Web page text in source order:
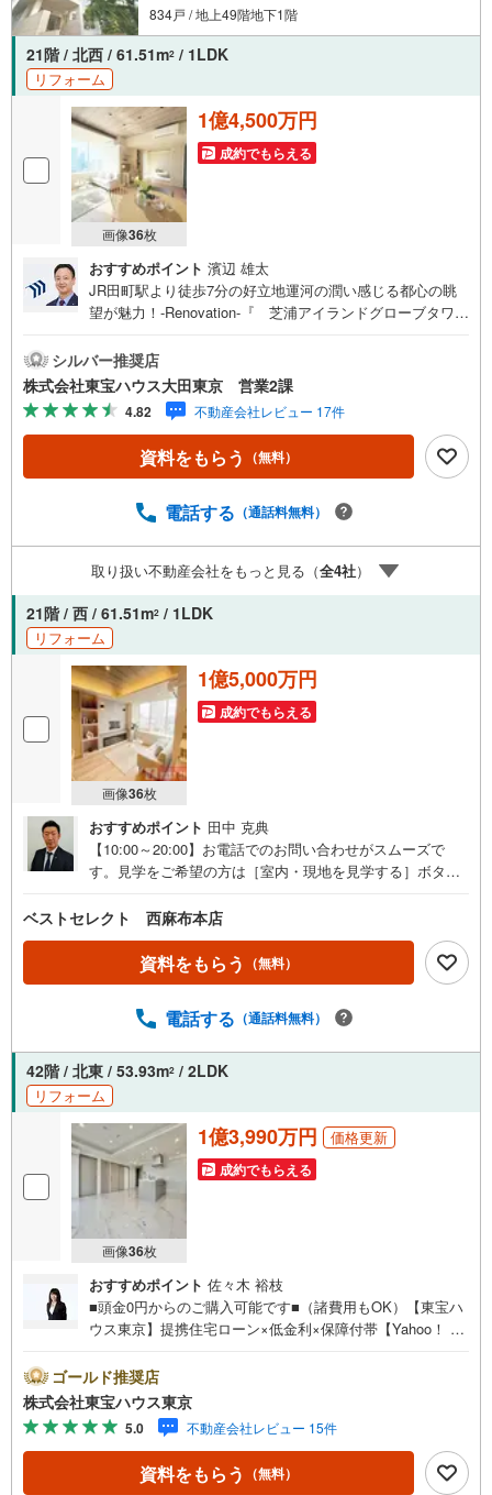
834戸 / 地上49階地下1階
21階 / 北西 / 61.51m2 / 1LDK
リフォーム
画像36枚
1億4,500万円
成約でもらえる
おすすめポイント 濱辺 雄太
JR田町駅より徒歩7分の好立地運河の潤い感じる都心の眺
望が魅力！-Renovation-『 芝浦アイランドグローブタワ
実リノベーションで内装＆設備が一新！ 広々約18.5帖のリ
ビングには快適な床暖房を装備 食洗機付で機能性の高い対
面式システムキッチン 浴室乾燥や追焚機能などのバス設備
も充実 大容量のCLやSIC付でゆったり快適に過ごせます～
東京、川崎エリアの「住まい」探しに確かな安心と満足を
～ 東宝ハウス大田東京ならではの高品質なサービスをお届
相談 FPによるライフプランのシミュレーションお電話より
よりご予約いただくとご見学がスムーズにご案内できま
す。お客様のお住まいへの「希望」を形にするべく全力で
お手伝いさせていただきます。お会いできる日を心待ちに
しております。
シルバー推奨店
株式会社東宝ハウス大田東京 営業2課
4.82 不動産会社レビュー 17件
資料をもらう （無料）
電話する （通話料無料）
取り扱い不動産会社をもっと見る（全4社）
21階 / 西 / 61.51m2 / 1LDK
リフォーム
画像36枚
1億5,000万円
成約でもらえる
おすすめポイント 田中 克典
【10:00～20:00】お電話でのお問い合わせがスムーズで
す。見学をご希望の方は［室内・現地を見学する］ボタン
区芝浦4丁目】2006年11月築！総戸数834戸の大規模タワー
レジデンス！新規内装リフォーム施工済み1LDK＋SIC！随
時、ご見学可能！お問合せお待ちしております〈物件POIN
T〉■JR山手線・京浜東北線『田町』駅徒歩7分■都営三田線
光・眺望良好な21階部分の西向き住戸■2023年大規模修繕
工事実施済み■大切なペットと一緒に暮らせるマンション
（細則有）■セキュリティ面も安心の24時間有人管理■快適
な暮らしをサポートする充実した共用施設■買い物施設や総
合病院が近くに整う利便性の高い立地■■■■■■■■■■■■■■■
■■■■■■お気軽にお申しつけください。
ベストセレクト 西麻布本店
資料をもらう （無料）
電話する （通話料無料）
42階 / 北東 / 53.93m2 / 2LDK
リフォーム
画像36枚
1億3,990万円 価格更新
成約でもらえる
おすすめポイント 佐々木 裕枝
■頭金0円からのご購入可能です■（諸費用もOK）【東宝ハ
ウス東京】提携住宅ローン×低金利×保障付帯【Yahoo！ 不
ayボーナスライトがもらえる「Yahoo！ 不動産 物件ご成約
キャンペーン」の対象になります。「資料をもらう」「見
学予約をする」ボタンからお問い合わせください。※必ずY
ahoo！ JAPAN IDでログインしてください。※PayPayボー
ナスライトは出金と譲渡はできません。ご案内・詳細な資
料のご請求はお気軽にどうぞ♪お電話でのお問い合わせも
ゴールド推奨店
株式会社東宝ハウス東京
5.0 不動産会社レビュー 15件
資料をもらう （無料）